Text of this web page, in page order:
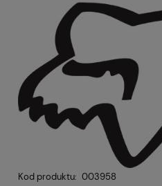
Kod produktu: 003958